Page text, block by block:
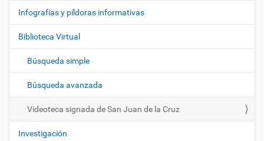
e
g
a
i
n
Infografías y píldoras informativas
Biblioteca Virtual
Búsqueda simple
Búsqueda avanzada
Videoteca signada de San Juan de la Cruz
Investigación